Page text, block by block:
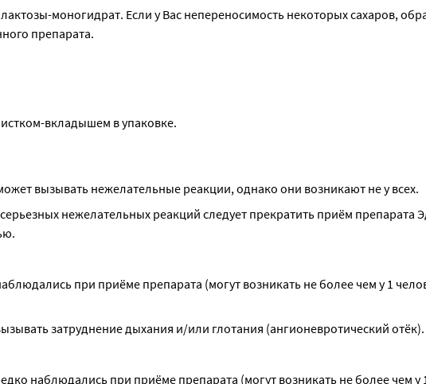
моногидрат. Если у Вас непереносимость некоторых сахаров,
препарата.
вкладышем в упаковке.
вызывать нежелательные реакции, однако они возникают не у всех.
нежелательных реакций следует прекратить приём препарата
при приёме препарата (могут возникать не более чем у 1
затруднение дыхания и/или глотания (ангионевротический отёк).
наблюдались при приёме препарата (могут возникать не более чем у